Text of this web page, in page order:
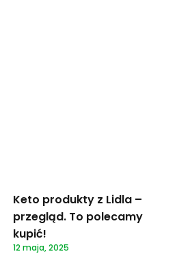
Keto produkty z Lidla –
przegląd. To polecamy
kupić!
12 maja, 2025